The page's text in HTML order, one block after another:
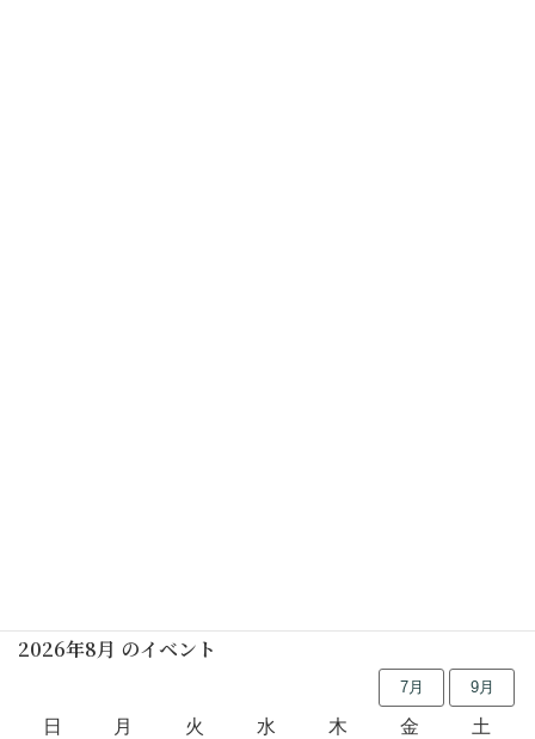
2026年8月 のイベント
7月 9月
日 月 火 水 木 金 土